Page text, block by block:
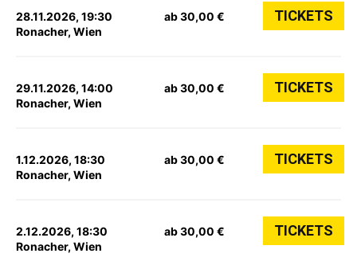
28.11.2026, 19:30
Ronacher, Wien
ab 30,00 € TICKETS
29.11.2026, 14:00
Ronacher, Wien
ab 30,00 € TICKETS
1.12.2026, 18:30
Ronacher, Wien
ab 30,00 € TICKETS
2.12.2026, 18:30
Ronacher, Wien
ab 30,00 € TICKETS